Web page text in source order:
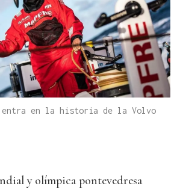
entra en la historia de la Volvo
y olímpica pontevedresa